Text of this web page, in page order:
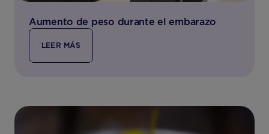
Aumento de peso durante el embarazo
LEER MÁS